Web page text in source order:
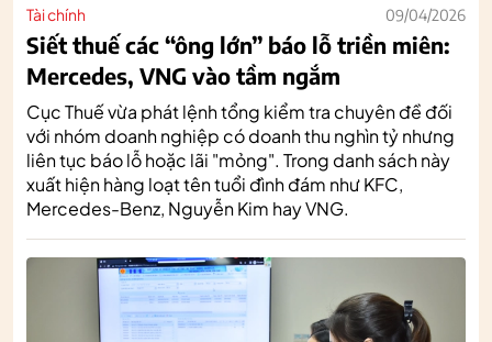
Tài chính 09/04/2026
Siết thuế các “ông lớn” báo lỗ triền miên:
Mercedes, VNG vào tầm ngắm
Cục Thuế vừa phát lệnh tổng kiểm tra chuyên đề đối
với nhóm doanh nghiệp có doanh thu nghìn tỷ nhưng
liên tục báo lỗ hoặc lãi "mỏng". Trong danh sách này
xuất hiện hàng loạt tên tuổi đình đám như KFC,
Mercedes-Benz, Nguyễn Kim hay VNG.